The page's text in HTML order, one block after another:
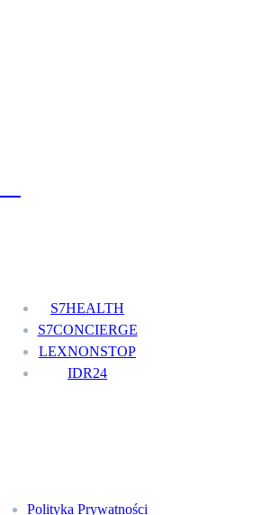
S7HEALTH
S7CONCIERGE
LEXNONSTOP
IDR24
Polityka Prywatności